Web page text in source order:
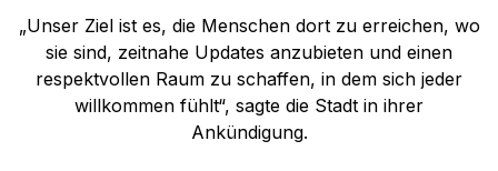
„Unser Ziel ist es, die Menschen dort zu erreichen, wo
sie sind, zeitnahe Updates anzubieten und einen
respektvollen Raum zu schaffen, in dem sich jeder
willkommen fühlt“, sagte die Stadt in ihrer
Ankündigung.